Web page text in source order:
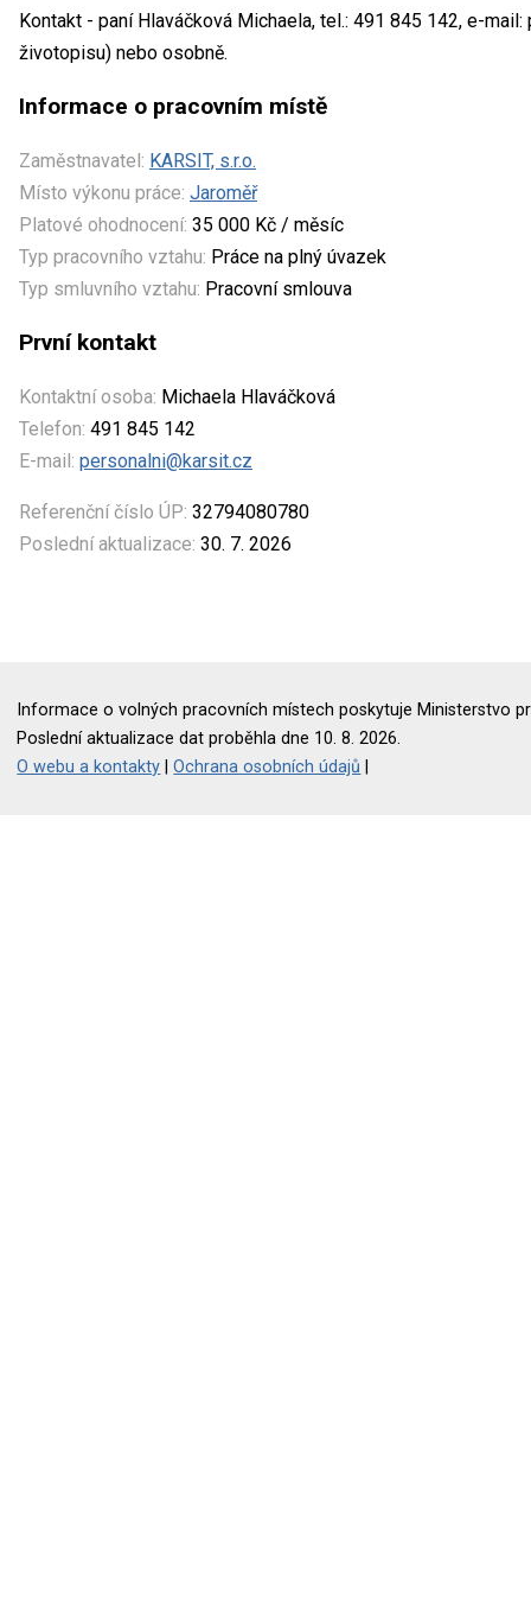
Kontakt - paní Hlaváčková Michaela, tel.: 491 845 142, e-
životopisu) nebo osobně.
Informace o pracovním místě
Zaměstnavatel: KARSIT, s.r.o.
Místo výkonu práce: Jaroměř
Platové ohodnocení: 35 000 Kč / měsíc
Typ pracovního vztahu: Práce na plný úvazek
Typ smluvního vztahu: Pracovní smlouva
První kontakt
Kontaktní osoba: Michaela Hlaváčková
Telefon: 491 845 142
E-mail: personalni@karsit.cz
Referenční číslo ÚP: 32794080780
Poslední aktualizace: 30. 7. 2026
Informace o volných pracovních místech poskytuje Ministerstvo
Poslední aktualizace dat proběhla dne 10. 8. 2026.
O webu a kontakty |Ochrana osobních údajů